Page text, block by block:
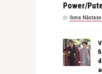
Power/
de Ilona Năstase